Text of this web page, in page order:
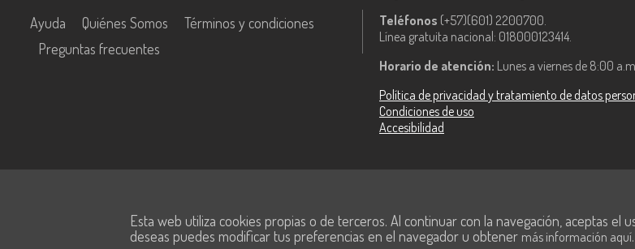
Ayuda Quiénes Somos
Términos y condiciones
Preguntas frecuentes
Teléfonos (+57)(601) 2200700.
Línea gratuita nacional: 018000123414.
Horario de atención: Lunes a viernes de 8:00
Política de privacidad y tratamiento de datos
Condiciones de uso
Accesibilidad
Información y las Comunicaciones de MinTic.
Esta web utiliza cookies propias o de terceros. Al continuar con la navegación, aceptas el
deseas puedes modificar tus preferencias en el navegador u obtener más información aquí.